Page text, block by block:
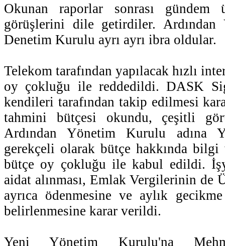
Okunan raporlar sonrası gündem
görüşlerini dile getirdiler.
Denetim Kurulu ayrı ayrı ibra oldular.
Telekom tarafından yapılacak hızlı
oy çokluğu ile reddedildi. DASK
kendileri tarafından takip edilmesi
tahmini bütçesi okundu, çeşitli
Ardından Yönetim Kurulu adına
gerekçeli olarak bütçe hakkında bilgi
bütçe oy çokluğu ile kabul edildi.
aidat alınması, Emlak Vergilerinin de
ayrıca ödenmesine ve aylık
belirlenmesine karar verildi.
Yeni Yönetim Kurulu'na